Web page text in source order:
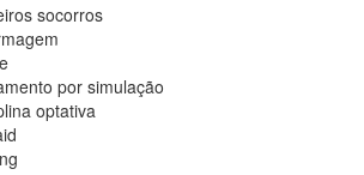
socorros
por simulação
optativa